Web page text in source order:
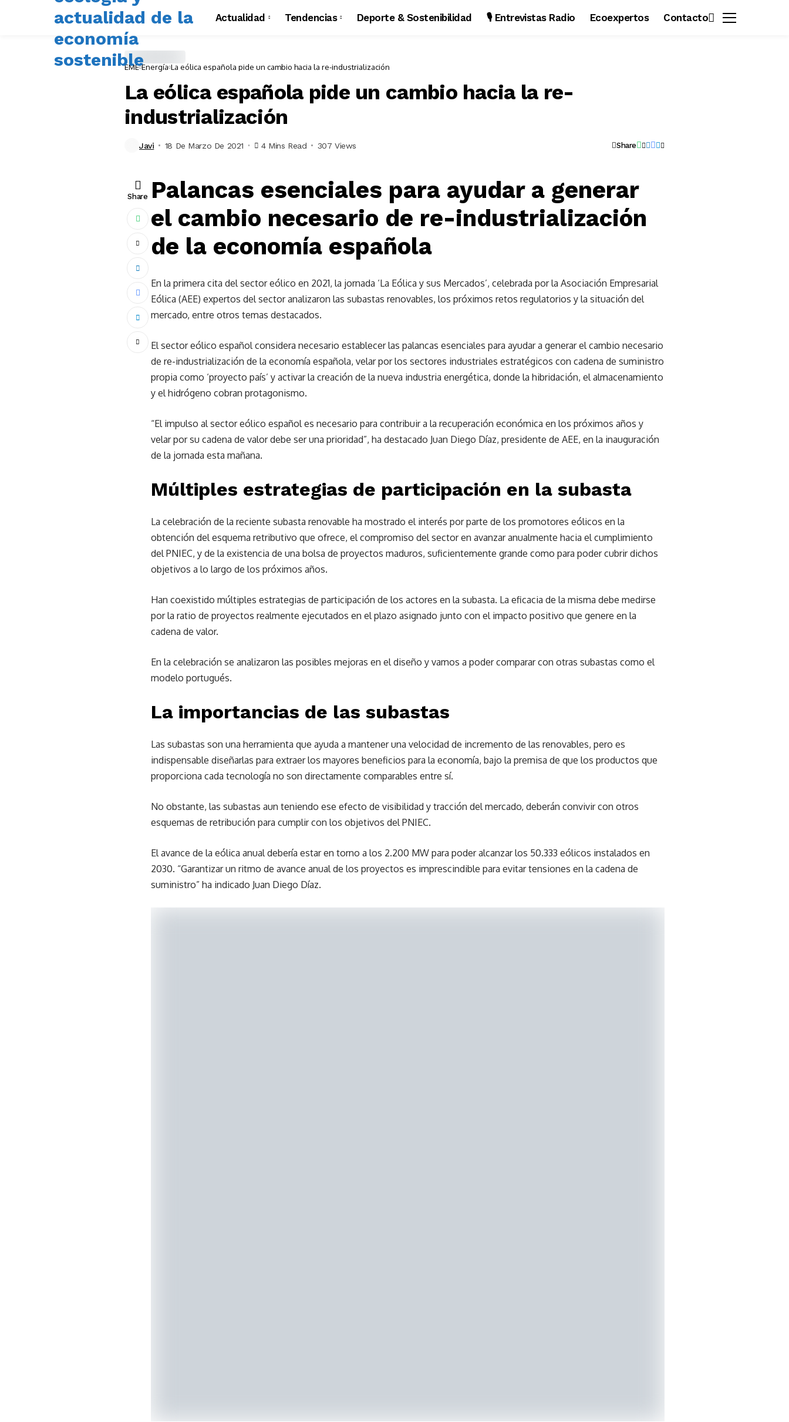
Actualidad Tendencias Deporte & Sostenibilidad 🎙️ Entrevistas Radio Ecoexpertos Contacto
EME Energía La eólica española pide un cambio hacia la re-industrialización
La eólica española pide un cambio hacia la re-
industrialización
Javi 18 De Marzo De 2021 4 Mins Read 307 Views Share
Share Palancas esenciales para ayudar a generar
el cambio necesario de re-industrialización
de la economía española
En la primera cita del sector eólico en 2021, la jornada ‘La Eólica y sus Mercados’, celebrada por la Asociación Empresarial
Eólica (AEE) expertos del sector analizaron las subastas renovables, los próximos retos regulatorios y la situación del
mercado, entre otros temas destacados.
El sector eólico español considera necesario establecer las palancas esenciales para ayudar a generar el cambio necesario
de re-industrialización de la economía española, velar por los sectores industriales estratégicos con cadena de suministro
propia como ‘proyecto país’ y activar la creación de la nueva industria energética, donde la hibridación, el almacenamiento
y el hidrógeno cobran protagonismo.
“El impulso al sector eólico español es necesario para contribuir a la recuperación económica en los próximos años y
velar por su cadena de valor debe ser una prioridad”, ha destacado Juan Diego Díaz, presidente de AEE, en la inauguración
de la jornada esta mañana.
Múltiples estrategias de participación en la subasta
La celebración de la reciente subasta renovable ha mostrado el interés por parte de los promotores eólicos en la
obtención del esquema retributivo que ofrece, el compromiso del sector en avanzar anualmente hacia el cumplimiento
del PNIEC, y de la existencia de una bolsa de proyectos maduros, suficientemente grande como para poder cubrir dichos
objetivos a lo largo de los próximos años.
Han coexistido múltiples estrategias de participación de los actores en la subasta. La eficacia de la misma debe medirse
por la ratio de proyectos realmente ejecutados en el plazo asignado junto con el impacto positivo que genere en la
cadena de valor.
En la celebración se analizaron las posibles mejoras en el diseño y vamos a poder comparar con otras subastas como el
modelo portugués.
La importancias de las subastas
Las subastas son una herramienta que ayuda a mantener una velocidad de incremento de las renovables, pero es
indispensable diseñarlas para extraer los mayores beneficios para la economía, bajo la premisa de que los productos que
proporciona cada tecnología no son directamente comparables entre sí.
No obstante, las subastas aun teniendo ese efecto de visibilidad y tracción del mercado, deberán convivir con otros
esquemas de retribución para cumplir con los objetivos del PNIEC.
El avance de la eólica anual debería estar en torno a los 2.200 MW para poder alcanzar los 50.333 eólicos instalados en
2030. “Garantizar un ritmo de avance anual de los proyectos es imprescindible para evitar tensiones en la cadena de
suministro” ha indicado Juan Diego Díaz.